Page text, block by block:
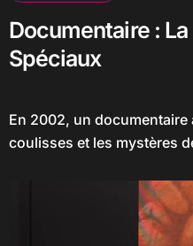
Documentaire :
Spéciaux
En 2002, un documentaire a vu le jour, dévoilant les
coulisses et les mystères